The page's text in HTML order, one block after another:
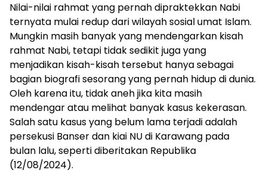
Nilai-nilai rahmat yang pernah dipraktekkan Nabi
ternyata mulai redup dari wilayah sosial umat Islam.
Mungkin masih banyak yang mendengarkan kisah
rahmat Nabi, tetapi tidak sedikit juga yang
menjadikan kisah-kisah tersebut hanya sebagai
bagian biografi sesorang yang pernah hidup di dunia.
Oleh karena itu, tidak aneh jika kita masih
mendengar atau melihat banyak kasus kekerasan.
Salah satu kasus yang belum lama terjadi adalah
persekusi Banser dan kiai NU di Karawang pada
bulan lalu, seperti diberitakan Republika
(12/08/2024).